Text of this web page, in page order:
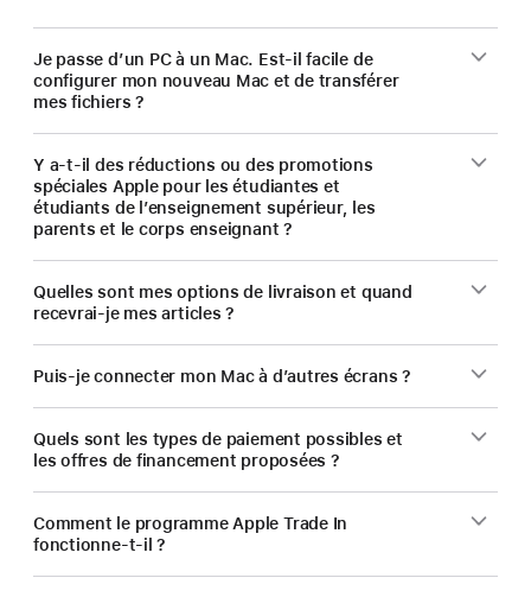
Je passe d’un PC à un Mac. Est-il facile de
configurer mon nouveau Mac et de transférer
mes fichiers ?
Y a-t-il des réductions ou des promotions
spéciales Apple pour les étudiantes et
étudiants de l’enseignement supérieur, les
parents et le corps enseignant ?
Quelles sont mes options de livraison et quand
recevrai-je mes articles ?
Puis-je connecter mon Mac à d’autres écrans ?
Quels sont les types de paiement possibles et
les offres de financement proposées ?
Comment le programme Apple Trade In
fonctionne-t-il ?